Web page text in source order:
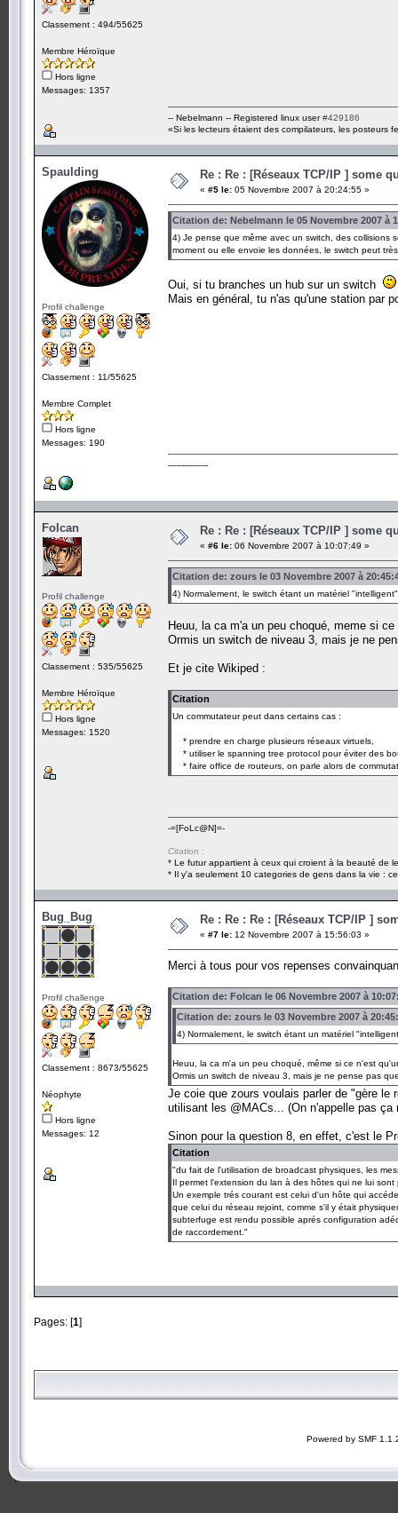
Classement : 494/55625
Membre Héroïque
Hors ligne
Messages: 1357
-- Nebelmann -- Registered linux user#429186
«Si les lecteurs étaient des compilateurs, les posteurs
Spaulding
Profil challenge
Classement : 11/55625
Membre Complet
Hors ligne
Messages: 190
Re : Re : [Réseaux TCP/IP ] some
« #5 le: 05 Novembre 2007 à 20:24:55 »
Citation de: Nebelmann le 05 Novembre 2007 à
4) Je pense que même avec un switch, des collisions
moment ou elle envoie les données, le switch peut
Oui, si tu branches un hub sur un switch
Mais en général, tu n'as qu'une station par
---------------
Folcan
Profil challenge
Classement : 535/55625
Membre Héroïque
Hors ligne
Messages: 1520
Re : Re : [Réseaux TCP/IP ] some
« #6 le: 06 Novembre 2007 à 10:07:49 »
Citation de: zours le 03 Novembre 2007 à
4) Normalement, le switch étant un matériel
Heuu, la ca m'a un peu choqué, meme si
Ormis un switch de niveau 3, mais je ne
Et je cite Wikiped :
Citation
Un commutateur peut dans certains cas :
* prendre en charge plusieurs réseaux virtuels,
* utiliser le spanning tree protocol pour éviter des
* faire office de routeurs, on parle alors de
-=[FoLc@N]=-
Citation :
* Le futur appartient à ceux qui croient à la beauté de
* Il y'a seulement 10 categories de gens dans la vie :
Bug_Bug
Profil challenge
Classement : 8673/55625
Néophyte
Hors ligne
Messages: 12
Re : Re : Re : [Réseaux TCP/IP ]
« #7 le: 12 Novembre 2007 à 15:56:03 »
Merci à tous pour vos repenses
Citation de: Folcan le 06 Novembre 2007 à
Citation de: zours le 03 Novembre 2007 à
4) Normalement, le switch étant un matériel
Heuu, la ca m'a un peu choqué, même si ce n'est
Ormis un switch de niveau 3, mais je ne pense pas
Je coie que zours voulais parler de "gère le
utilisant les @MACs... (On n'appelle pas ça
Sinon pour la question 8, en effet, c'est le
Citation
"du fait de l'utilisation de broadcast physiques, les
Il permet l'extension du lan à des hôtes qui ne lui
Un exemple trés courant est celui d'un hôte qui
que celui du réseau rejoint, comme s'il y était
subterfuge est rendu possible aprés configuration
de raccordement."
Pages: [1]
Powered by SMF